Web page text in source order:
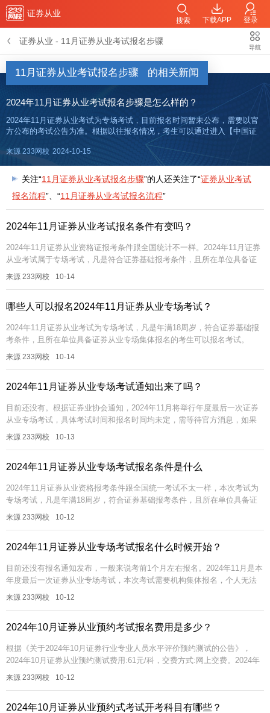
证券从业
下载APP 登录
搜索
证券从业 - 11月证券从业考试报名步骤
导航
11月证券从业考试报名步骤 的相关新闻
2024年11月证券从业考试报名步骤是怎么样的？
2024年11月证券从业考试为专场考试，目前报名时间暂未公布，需要以官
方公布的考试公告为准。根据以往报名情况，考生可以通过进入【中国证
券业协会网站】完成报名缴费。立即进入>>2024年11月证券从业报名网址
【2024年证券备考资料包】【0元包邮领真
来源 233网校 2024-10-15
关注“11月证券从业考试报名步骤”的人还关注了“证券从业考试
报名流程”、“11月证券从业考试报名流程”
2024年11月证券从业考试报名条件有变吗？
2024年11月证券从业资格证报考条件跟全国统计不一样。2024年11月证券
从业考试属于专场考试，凡是符合证券基础报考条件，且所在单位具备证
券从业专场集体报名的考生可以报考。【超全资料包】【证券真题免...
来源 233网校 10-14
哪些人可以报名2024年11月证券从业专场考试？
2024年11月证券从业考试为专场考试，凡是年满18周岁，符合证券基础报
考条件，且所在单位具备证券从业专场集体报名的考生可以报名考试。
【超全资料包】【证券真题免费下载】【题库会员免费领】【组队打卡】
来源 233网校 10-14
2024年11月证券从业专场考试通知出来了吗？
目前还没有。根据证券业协会通知，2024年11月将举行年度最后一次证券
从业专场考试，具体考试时间和报名时间均未定，需等待官方消息，如果
担心错过报名时间，可下方二维码，免费预约证券考试报名/考试/准考证...
来源 233网校 10-13
2024年11月证券从业专场考试报名条件是什么
2024年11月证券从业资格报考条件跟全国统一考试不太一样，本次考试为
专场考试，凡是年满18周岁，符合证券基础报考条件，且所在单位具备证
券从业专场集体报名的考生可以报名考试。【超全资料包】【证券真题免...
来源 233网校 10-12
2024年11月证券从业专场考试报名什么时候开始？
目前还没有报名通知发布，一般来说考前1个月左右报名。2024年11月是本
年度最后一次证券从业专场考试，本次考试需要机构集体报名，个人无法
报名，具体考试和报名时间未定，如果担心错过报名时间，可下方二维码...
来源 233网校 10-12
2024年10月证券从业预约考试报名费用是多少？
根据《关于2024年10月证券行业专业人员水平评价预约测试的公告》，
2024年10月证券从业预约测试费用:61元/科，交费方式:网上交费。2024年
10月证券从业预约考试对象是谁？2024年10月证券...
来源 233网校 10-12
2024年10月证券从业预约式考试开考科目有哪些？